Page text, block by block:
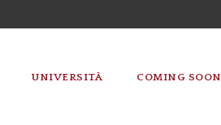
UNIVERSITÀ COMING SOON